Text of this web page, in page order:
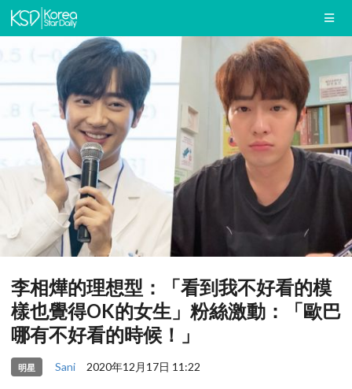
李相燁的理想型：「看到我不好看的模
樣也覺得OK的女生」粉絲激動：「歐巴
哪有不好看的時候！」
明星 Sani 2020年12月17日 11:22